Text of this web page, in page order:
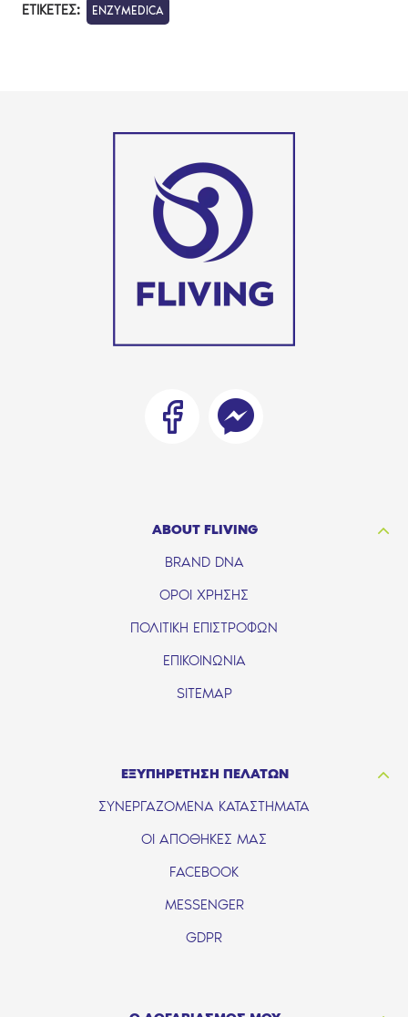
ΕΤΙΚΈΤΕΣ: ENZYMEDICA
ABOUT FLIVING
BRAND DNA
ΟΡΟΙ ΧΡΗΣΗΣ
ΠΟΛΙΤΙΚΗ ΕΠΙΣΤΡΟΦΩΝ
ΕΠΙΚΟΙΝΩΝΙΑ
SITEMAP
ΕΞΥΠΗΡΕΤΗΣΗ ΠΕΛΑΤΩΝ
ΣΥΝΕΡΓΑΖΟΜΕΝΑ ΚΑΤΑΣΤΗΜΑΤΑ
ΟΙ ΑΠΟΘΗΚΕΣ ΜΑΣ
FACEBOOK
MESSENGER
GDPR